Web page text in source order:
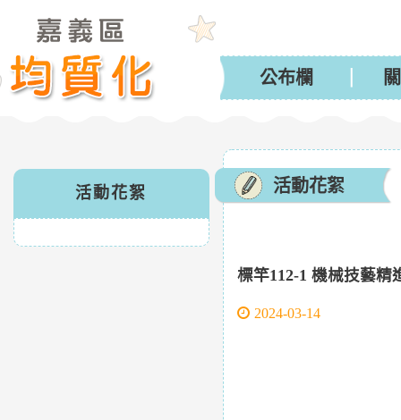
公布欄
活動花絮 活動花絮
標竿112-1 機械技藝精
2024-03-14